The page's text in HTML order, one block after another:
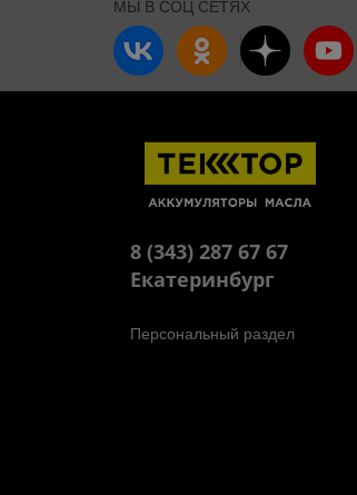
МЫ В СОЦ СЕТЯХ
8 (343) 287 67 67
Екатеринбург
Персональный раздел